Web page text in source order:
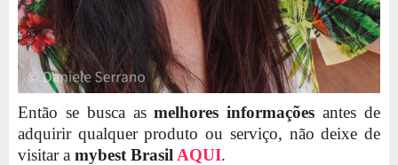
Então se busca asmelhores informações antes de
adquirir qualquer produto ou serviço, não deixe de
visitar a mybest Brasil AQUI.